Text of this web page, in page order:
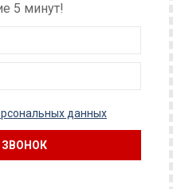
5 минут!
данных